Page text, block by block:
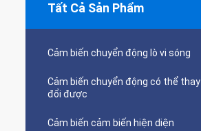
Tất Cả Sản Phẩm
Cảm biến chuyển động lò vi sóng
Cảm biến chuyển động có thể thay
đổi được
Cảm biến cảm biến hiện diện